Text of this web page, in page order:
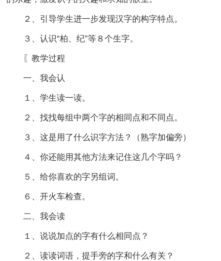
２、引导学生进一步发现汉字的构字特点。
３、认识“柏、纪”等８个生字。
〖教学过程
一、我会认
１、学生读一读。
２、找找每组中两个字的相同点和不同点。
３、这是用了什么识字方法？（熟字加偏旁）
４、你还能用其他方法来记住这几个字吗？
５、给你喜欢的字另组词。
６、开火车检查。
二、我会读
１、说说加点的字有什么相同点？
２、读读词语，提手旁的字和什么有关？